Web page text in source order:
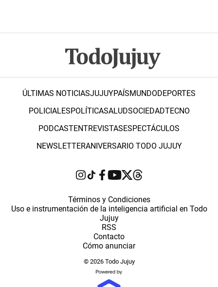
ÚLTIMAS NOTICIASJUJUYPAÍSMUNDODEPORTES
POLICIALESPOLÍTICASALUDSOCIEDADTECNO
PODCASTENTREVISTASESPECTÁCULOS
NEWSLETTERANIVERSARIO TODO JUJUY
Términos y Condiciones
Uso e instrumentación de la inteligencia artificial en Todo
Jujuy
RSS
Contacto
Cómo anunciar
© 2026 Todo Jujuy